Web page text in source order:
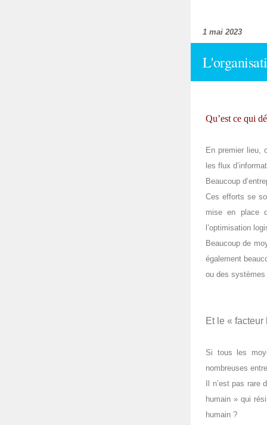
1 mai 2023
Qu’est ce qui
En premier lieu,
les flux
Beaucoup
Ces efforts se
mise en place
l’optimisation
Beaucoup de
également
ou des
Et le « facteur
Si tous les
nombreuses
Il n’est pas
humain » qui
humain ?